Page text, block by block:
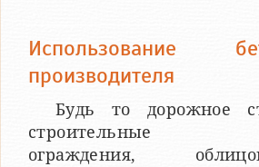
Использование
производителя
Будь то дорожное
строительные
ограждения,